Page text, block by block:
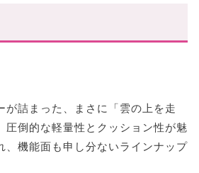
が詰まった、まさに「雲の上を走
圧倒的な軽量性とクッション性が魅
、機能面も申し分ないラインナップ